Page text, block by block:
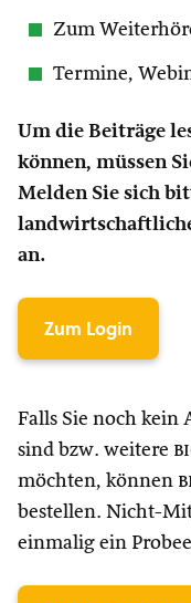
Zum
Termine,
Um die Beiträge
können, müssen
Melden Sie sich
an.
Zum Login
Falls Sie noch kein
sind bzw. weitere
möchten, können
bestellen. Nicht-
einmalig ein